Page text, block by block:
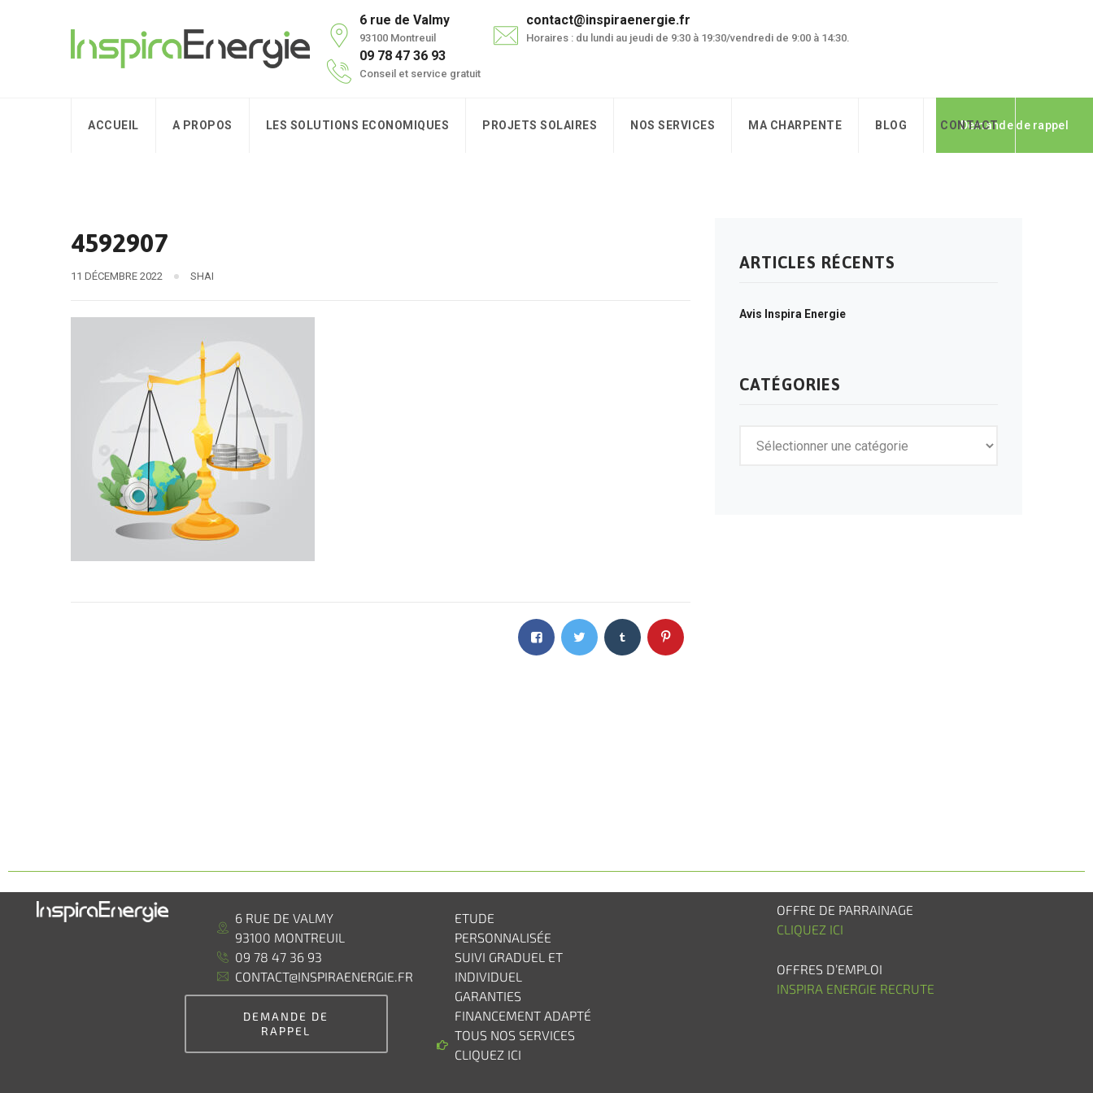
6 rue de Valmy
93100 Montreuil
contact@inspiraenergie.fr
Horaires : du lundi au jeudi de 9:30 à 19:30/vendredi de 9:00 à 14:30.
09 78 47 36 93
Conseil et service gratuit
ACCUEIL A PROPOS LES SOLUTIONS ECONOMIQUES PROJETS SOLAIRES NOS SERVICES MA CHARPENTE BLOG CONTACT
Demande de rappel
4592907
11 DÉCEMBRE 2022 SHAI
ARTICLES RÉCENTS
Avis Inspira Energie
CATÉGORIES
6 RUE DE VALMY
93100 MONTREUIL
09 78 47 36 93
CONTACT@INSPIRAENERGIE.FR
DEMANDE DE
RAPPEL
ETUDE
PERSONNALISÉE
SUIVI GRADUEL ET
INDIVIDUEL
GARANTIES
FINANCEMENT ADAPTÉ
TOUS NOS SERVICES
CLIQUEZ ICI
OFFRE DE PARRAINAGE
CLIQUEZ ICI
OFFRES D’EMPLOI
INSPIRA ENERGIE RECRUTE